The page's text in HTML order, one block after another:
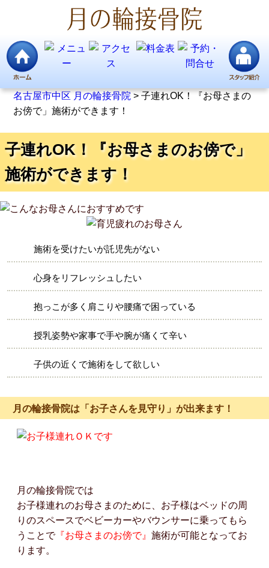
名古屋市中区 月の輪接骨院 >子連れOK！『お母さまの
お傍で」施術ができます！
子連れOK！『お母さまのお傍で」
施術ができます！
施術を受けたいが託児先がない
心身をリフレッシュしたい
抱っこが多く肩こりや腰痛で困っている
授乳姿勢や家事で手や腕が痛くて辛い
子供の近くで施術をして欲しい
月の輪接骨院は「お子さんを見守り」が出来ます！
月の輪接骨院では
お子様連れのお母さまのために、お子様はベッドの周
りのスペースでベビーカーやバウンサーに乗ってもら
うことで『お母さまのお傍で』 施術が可能となってお
ります。